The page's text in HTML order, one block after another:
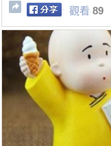
觀看 89